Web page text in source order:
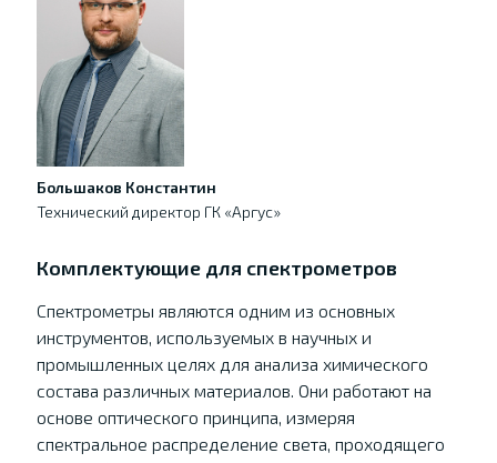
Большаков Константин
Технический директор ГК «Аргус»
Комплектующие для спектрометров
Спектрометры являются одним из основных
инструментов, используемых в научных и
промышленных целях для анализа химического
состава различных материалов. Они работают на
основе оптического принципа, измеряя
спектральное распределение света, проходящего